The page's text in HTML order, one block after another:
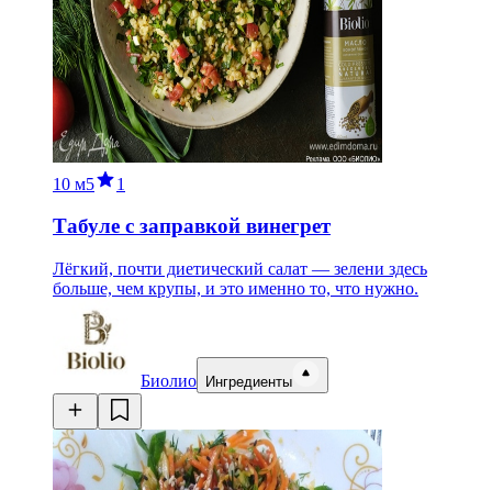
10 м5 1
Табуле с заправкой винегрет
Лёгкий, почти диетический салат — зелени здесь
больше, чем крупы, и это именно то, что нужно.
Биолио Ингредиенты